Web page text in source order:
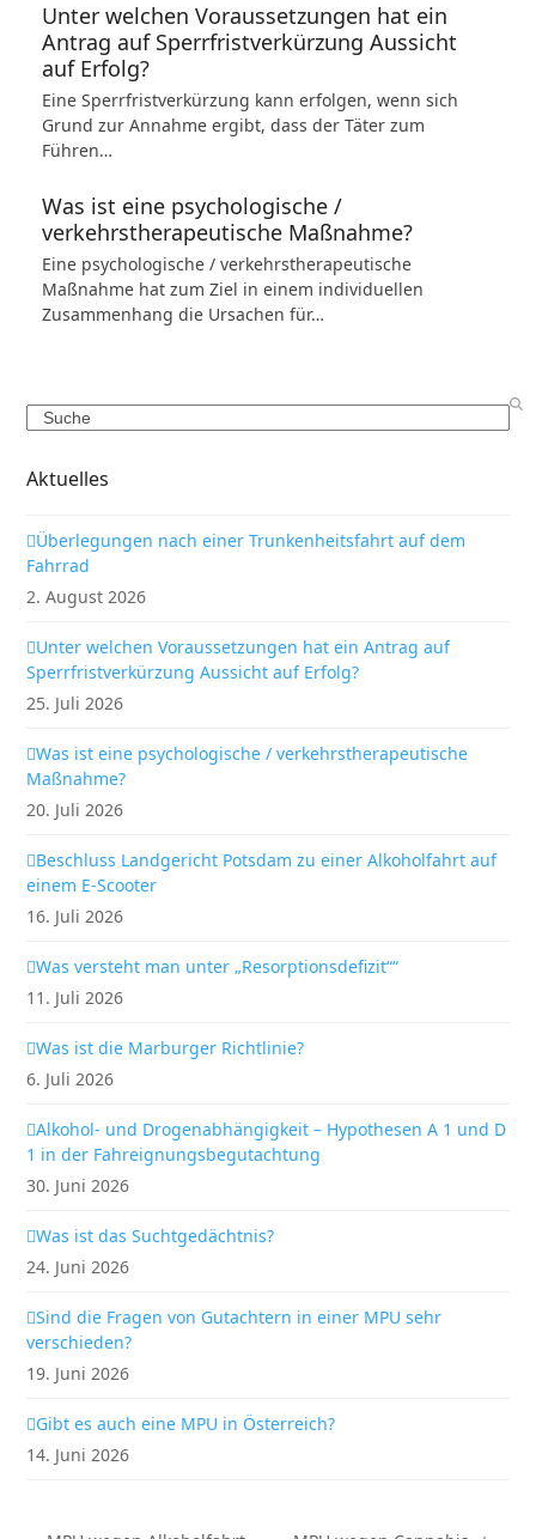
Unter welchen Voraussetzungen hat ein
Antrag auf Sperrfristverkürzung Aussicht
auf Erfolg?
Eine Sperrfristverkürzung kann erfolgen, wenn sich
Grund zur Annahme ergibt, dass der Täter zum
Führen…
Was ist eine psychologische /
verkehrstherapeutische Maßnahme?
Eine psychologische / verkehrstherapeutische
Maßnahme hat zum Ziel in einem individuellen
Zusammenhang die Ursachen für…
Search
Aktuelles
Überlegungen nach einer Trunkenheitsfahrt auf dem
Fahrrad
2. August 2026
Unter welchen Voraussetzungen hat ein Antrag auf
Sperrfristverkürzung Aussicht auf Erfolg?
25. Juli 2026
Was ist eine psychologische / verkehrstherapeutische
Maßnahme?
20. Juli 2026
Beschluss Landgericht Potsdam zu einer Alkoholfahrt auf
einem E-Scooter
16. Juli 2026
Was versteht man unter „Resorptionsdefizit““
11. Juli 2026
Was ist die Marburger Richtlinie?
6. Juli 2026
Alkohol- und Drogenabhängigkeit – Hypothesen A 1 und D
1 in der Fahreignungsbegutachtung
30. Juni 2026
Was ist das Suchtgedächtnis?
24. Juni 2026
Sind die Fragen von Gutachtern in einer MPU sehr
verschieden?
19. Juni 2026
Gibt es auch eine MPU in Österreich?
14. Juni 2026